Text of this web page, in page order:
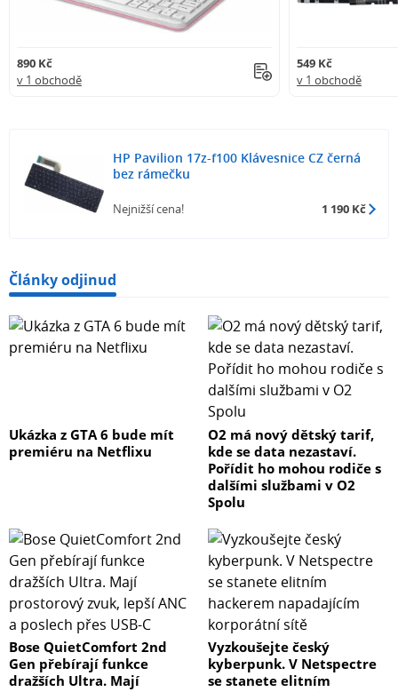
890 Kč
v 1 obchodě
549 Kč
v 1 obchodě
HP Pavilion 17z-f100 Klávesnice CZ černá
bez rámečku
Nejnižší cena! 1 190 Kč
Články odjinud
Ukázka z GTA 6 bude mít
premiéru na Netflixu
O2 má nový dětský tarif,
kde se data nezastaví.
Pořídit ho mohou rodiče s
dalšími službami v O2
Spolu
Bose QuietComfort 2nd
Gen přebírají funkce
dražších Ultra. Mají
Vyzkoušejte český
kyberpunk. V Netspectre
se stanete elitním